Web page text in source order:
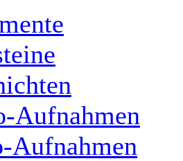
Aufnahmen
Aufnahmen